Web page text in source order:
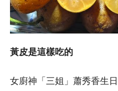
黃皮是這樣吃的
女廚神「三姐」蕭秀香生